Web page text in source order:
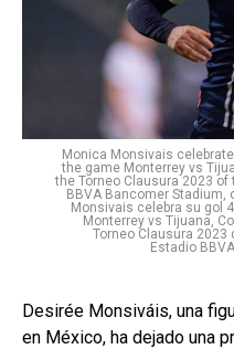
Monica Monsivais
the game Monterrey vs
the Torneo Clausura 2023 of
BBVA Bancomer Stadium,
Monsivais celebra su gol
Monterrey vs Tijuana,
Torneo Clausura 2023
Estadio
Desirée Monsiváis, una
en México, ha dejado una